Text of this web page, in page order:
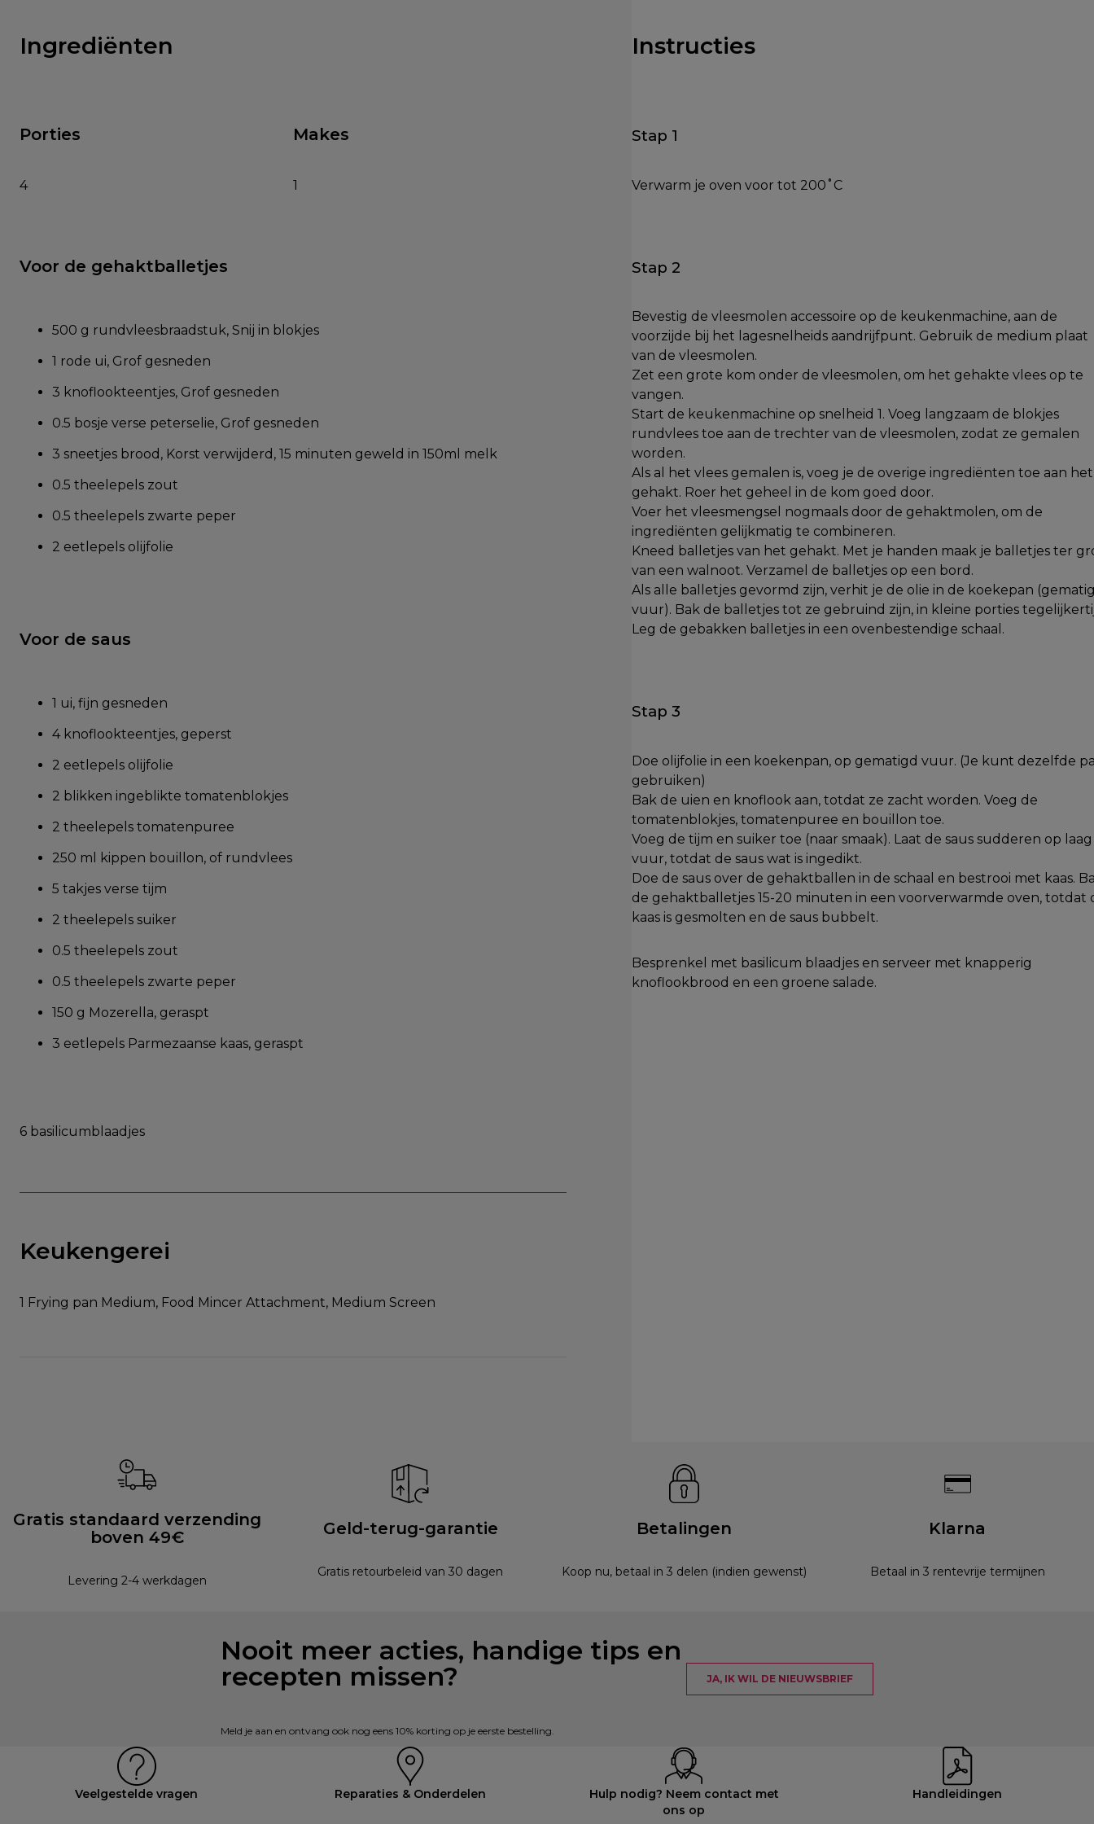
Ingrediënten
Porties
4
Makes
1
Voor de gehaktballetjes
500 g rundvleesbraadstuk, Snij in blokjes
1 rode ui, Grof gesneden
3 knoflookteentjes, Grof gesneden
0.5 bosje verse peterselie, Grof gesneden
3 sneetjes brood, Korst verwijderd, 15 minuten geweld in 150ml melk
0.5 theelepels zout
0.5 theelepels zwarte peper
2 eetlepels olijfolie
Voor de saus
1 ui, fijn gesneden
4 knoflookteentjes, geperst
2 eetlepels olijfolie
2 blikken ingeblikte tomatenblokjes
2 theelepels tomatenpuree
250 ml kippen bouillon, of rundvlees
5 takjes verse tijm
2 theelepels suiker
0.5 theelepels zout
0.5 theelepels zwarte peper
150 g Mozerella, geraspt
3 eetlepels Parmezaanse kaas, geraspt
6 basilicumblaadjes
Keukengerei
1 Frying pan Medium, Food Mincer Attachment, Medium Screen
Instructies
Stap 1
Verwarm je oven voor tot 200˚C
Stap 2
Bevestig de vleesmolen accessoire op de keukenmachine, aan de
voorzijde bij het lagesnelheids aandrijfpunt. Gebruik de medium plaat
van de vleesmolen.
Zet een grote kom onder de vleesmolen, om het gehakte vlees op te
vangen.
Start de keukenmachine op snelheid 1. Voeg langzaam de blokjes
rundvlees toe aan de trechter van de vleesmolen, zodat ze gemalen
worden.
Als al het vlees gemalen is, voeg je de overige ingrediënten toe aan het
gehakt. Roer het geheel in de kom goed door.
Voer het vleesmengsel nogmaals door de gehaktmolen, om de
ingrediënten gelijkmatig te combineren.
Kneed balletjes van het gehakt. Met je handen maak je balletjes ter
van een walnoot. Verzamel de balletjes op een bord.
Als alle balletjes gevormd zijn, verhit je de olie in de koekepan
vuur). Bak de balletjes tot ze gebruind zijn, in kleine porties
Leg de gebakken balletjes in een ovenbestendige schaal.
Stap 3
Doe olijfolie in een koekenpan, op gematigd vuur. (Je kunt dezelfde
gebruiken)
Bak de uien en knoflook aan, totdat ze zacht worden. Voeg de
tomatenblokjes, tomatenpuree en bouillon toe.
Voeg de tijm en suiker toe (naar smaak). Laat de saus sudderen op laag
vuur, totdat de saus wat is ingedikt.
Doe de saus over de gehaktballen in de schaal en bestrooi met kaas.
de gehaktballetjes 15-20 minuten in een voorverwarmde oven, totdat
kaas is gesmolten en de saus bubbelt.
Besprenkel met basilicum blaadjes en serveer met knapperig
knoflookbrood en een groene salade.
Gratis standaard verzending
boven 49€
Levering 2-4 werkdagen
Geld-terug-garantie
Gratis retourbeleid van 30 dagen
Betalingen
Koop nu, betaal in 3 delen (indien gewenst)
Klarna
Betaal in 3 rentevrije termijnen
Nooit meer acties, handige tips en
recepten missen?
Meld je aan en ontvang ook nog eens 10% korting op je eerste bestelling.
JA, IK WIL DE NIEUWSBRIEF
Veelgestelde vragen Reparaties & Onderdelen
Hulp nodig? Neem contact met
ons op
Handleidingen